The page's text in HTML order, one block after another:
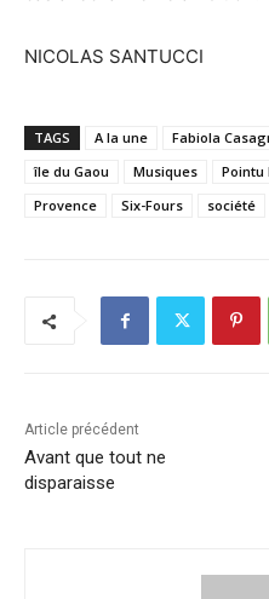
NICOLAS SANTUCCI
TAGS A la une Fabiola
île du Gaou
Musiques Pointu
Provence
Six-Fours société
Article précédent
Avant que tout ne
disparaisse